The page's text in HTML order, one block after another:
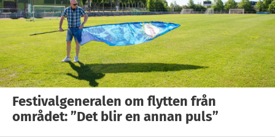
Festivalgeneralen om flytten från
området: ”Det blir en annan puls”